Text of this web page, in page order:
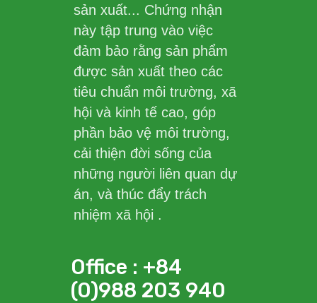
sản xuất... Chứng nhận
này tập trung vào việc
đảm bảo rằng sản phẩm
được sản xuất theo các
tiêu chuẩn môi trường, xã
hội và kinh tế cao, góp
phần bảo vệ môi trường,
cải thiện đời sống của
những người liên quan dự
án, và thúc đẩy trách
nhiệm xã hội .
Office : +84
(0)988 203 940